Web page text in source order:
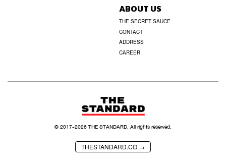
ABOUT US
THE SECRET SAUCE
CONTACT
ADDRESS
CAREER
THESTANDARD.CO →
© 2017-2026THE STANDARD. All rights reserved.